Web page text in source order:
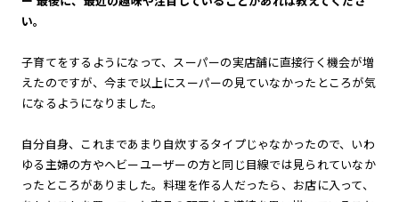
い。
子育てをするようになって、スーパーの実店舗に直接行く機会が増
えたのですが、今まで以上にスーパーの見ていなかったところが気
になるようになりました。
自分自身、これまであまり自炊するタイプじゃなかったので、いわ
ゆる主婦の方やヘビーユーザーの方と同じ目線では見られていなか
ったところがありました。料理を作る人だったら、お店に入って、